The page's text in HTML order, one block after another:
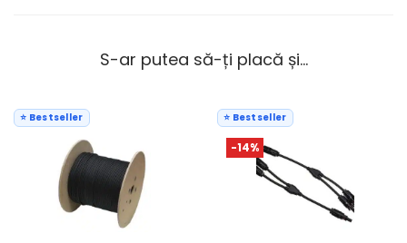
S-ar putea să-ți placă și…
⭐ Bestseller ⭐ Bestseller
-14%